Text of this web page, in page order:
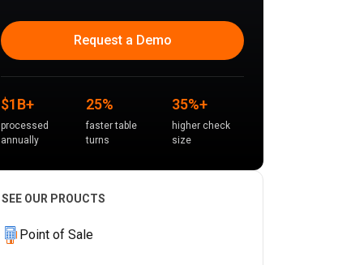
Request a Demo
$1B+
processed
annually
25%
faster table
turns
35%+
higher check
size
SEE OUR PROUCTS
Point of Sale